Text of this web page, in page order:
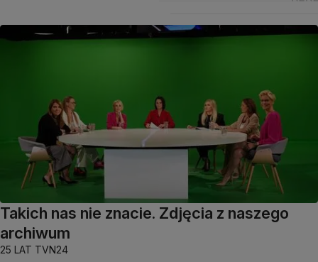
Takich nas nie znacie. Zdjęcia z naszego
archiwum
25 LAT TVN24